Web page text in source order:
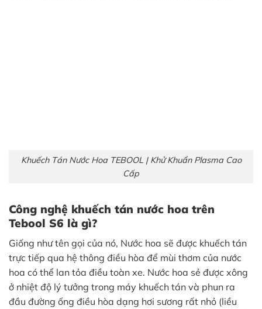
Khuếch Tán Nước Hoa TEBOOL | Khử Khuẩn Plasma Cao
Cấp
Công nghệ khuếch tán nước hoa trên
Tebool S6 là gì?
Giống như tên gọi của nó, Nước hoa sẽ được khuếch tán
trực tiếp qua hệ thông điều hòa để mùi thơm của nước
hoa có thể lan tỏa điều toàn xe. Nước hoa sẻ được xông
ở nhiệt độ lý tưởng trong máy khuếch tán và phun ra
đầu đường ống điều hòa dạng hơi sương rất nhỏ (liều